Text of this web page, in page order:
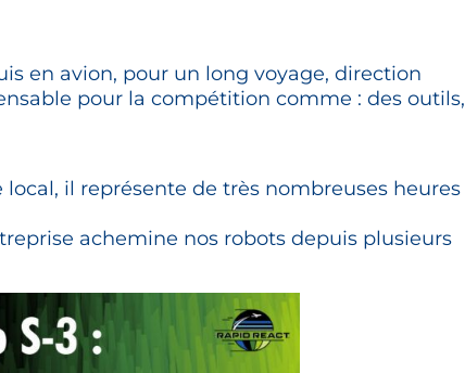
en avion, pour un long voyage, direction
pour la compétition comme : des outils,
il représente de très nombreuses heures
achemine nos robots depuis plusieurs